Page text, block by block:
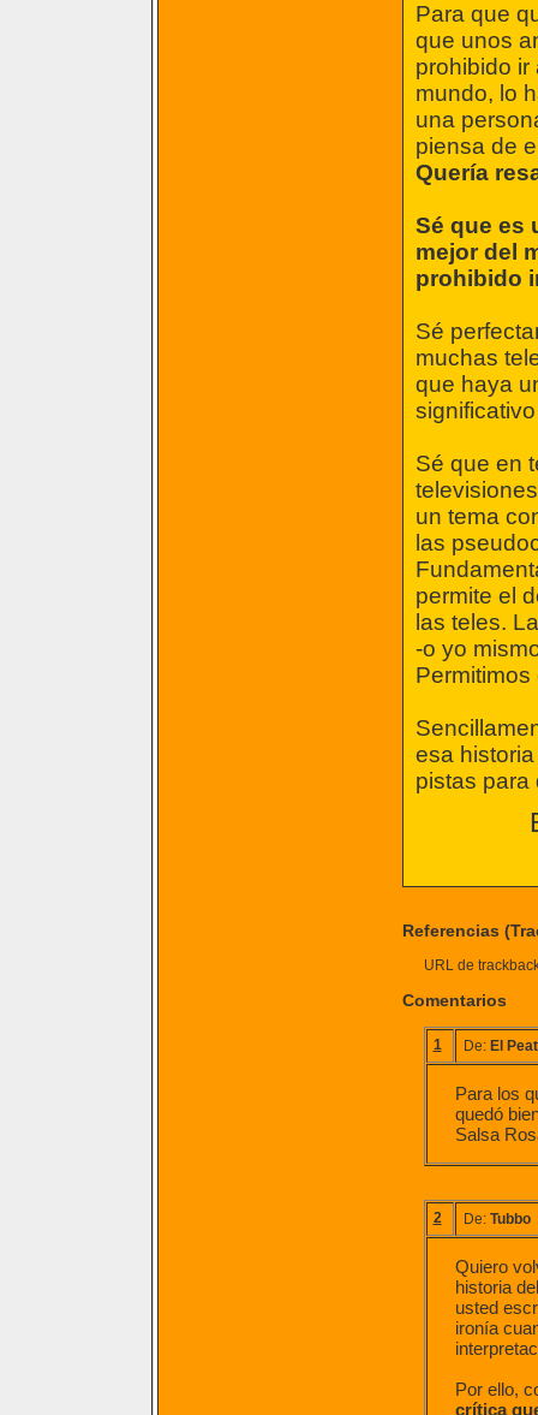
Para que
que unos
prohibido ir
mundo, lo
una
piensa de
Quería
Sé que es
mejor del
prohibido
Sé
muchas
que haya
Sé que en
un tema
las
permite el
las teles.
-o yo
esa
pistas para
Referencias
URL de
Comentarios
1 De: El
Para los
quedó
Salsa
2 De: Tubbo
Quiero
historia
usted
ironía
Por ello,
crítica